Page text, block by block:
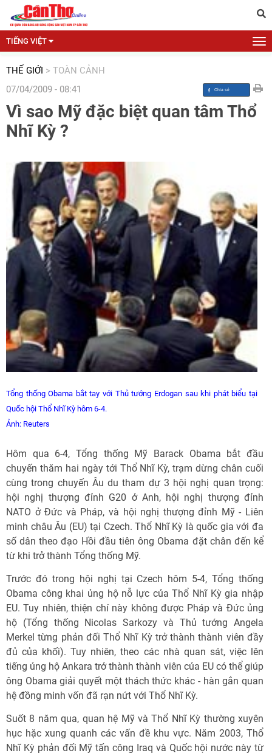
TIẾNG VIỆT
THẾ GIỚI > TOÀN CẢNH
07/04/2009 - 08:41
Vì sao Mỹ đặc biệt quan tâm Thổ
Nhĩ Kỳ ?
Tổng thống Obama bắt tay với Thủ tướng Erdogan sau khi phát biểu tại
Quốc hội Thổ Nhĩ Kỳ hôm 6-4.
Ảnh: Reuters
Hôm qua 6-4, Tổng thống Mỹ Barack Obama bắt đầu
chuyến thăm hai ngày tới Thổ Nhĩ Kỳ, trạm dừng chân cuối
cùng trong chuyến Âu du tham dự 3 hội nghị quan trọng:
hội nghị thượng đỉnh G20 ở Anh, hội nghị thượng đỉnh
NATO ở Đức và Pháp, và hội nghị thượng đỉnh Mỹ - Liên
minh châu Âu (EU) tại Czech. Thổ Nhĩ Kỳ là quốc gia với đa
số dân theo đạo Hồi đầu tiên ông Obama đặt chân đến kể
từ khi trở thành Tổng thống Mỹ.
Trước đó trong hội nghị tại Czech hôm 5-4, Tổng thống
Obama công khai ủng hộ nỗ lực của Thổ Nhĩ Kỳ gia nhập
EU. Tuy nhiên, thiện chí này không được Pháp và Đức ủng
hộ (Tổng thống Nicolas Sarkozy và Thủ tướng Angela
Merkel từng phản đối Thổ Nhĩ Kỳ trở thành thành viên đầy
đủ của khối). Tuy nhiên, theo các nhà quan sát, việc lên
tiếng ủng hộ Ankara trở thành thành viên của EU có thể giúp
ông Obama giải quyết một thách thức khác - hàn gắn quan
hệ đồng minh vốn đã rạn nứt với Thổ Nhĩ Kỳ.
Suốt 8 năm qua, quan hệ Mỹ và Thổ Nhĩ Kỳ thường xuyên
hục hặc xung quanh các vấn đề khu vực. Năm 2003, Thổ
Nhĩ Kỳ phản đối Mỹ tấn công Iraq và Quốc hội nước này từ